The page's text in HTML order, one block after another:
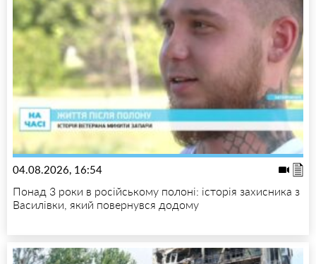
04.08.2026, 16:54
Понад 3 роки в російському полоні: історія захисника з
Василівки, який повернувся додому